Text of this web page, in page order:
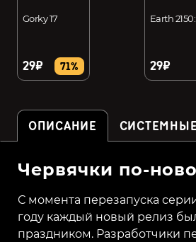
Gorky 17
29₽ 71%
Earth
29₽
ОПИСАНИЕ
Червячки по-
С момента перезапуска
году каждый новый релиз
праздником. Разработчики